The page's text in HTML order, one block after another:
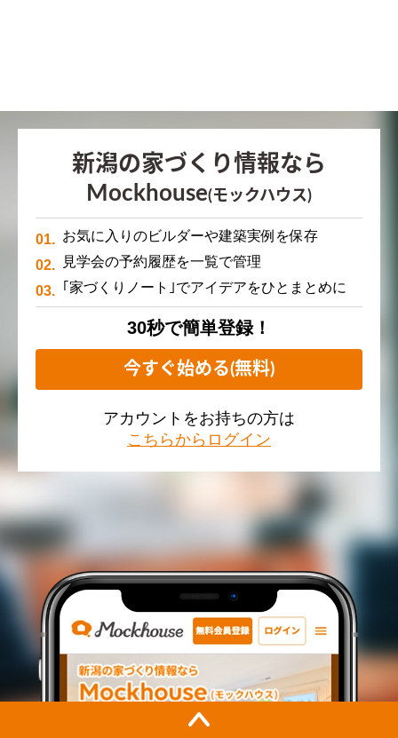
新潟の家づくり情報なら
Mockhouse(モックハウス)
お気に入りのビルダーや建築実例を保存
見学会の予約履歴を一覧で管理
｢家づくりノート｣でアイデアをひとまとめに
30秒で簡単登録！
今すぐ始める(無料)
アカウントをお持ちの方は
こちらからログイン